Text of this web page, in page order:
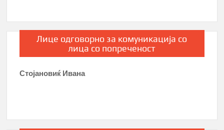
Лице одговорно за комуникација со
лица со попреченост
Стојановиќ Ивана